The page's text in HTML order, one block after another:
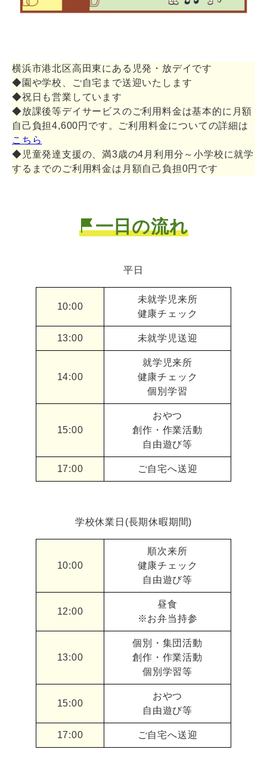
横浜市港北区高田東にある児発・放デイです
◆園や学校、ご自宅まで送迎いたします
◆祝日も営業しています
◆放課後等デイサービスのご利用料金は基本的に月額
自己負担4,600円です。ご利用料金についての詳細は
こちら
◆児童発達支援の、満3歳の4月利用分～小学校に就学
するまでのご利用料金は月額自己負担0円です
一日の流れ
平日
10:00
未就学児来所
健康チェック
13:00 未就学児送迎
14:00
就学児来所
健康チェック
個別学習
15:00
おやつ
創作・作業活動
自由遊び等
17:00 ご自宅へ送迎
学校休業日(長期休暇期間)
10:00
順次来所
健康チェック
自由遊び等
12:00
昼食
※お弁当持参
13:00
個別・集団活動
創作・作業活動
個別学習等
15:00
おやつ
自由遊び等
17:00 ご自宅へ送迎